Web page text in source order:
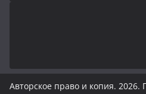
Авторское право и копия. 2026.